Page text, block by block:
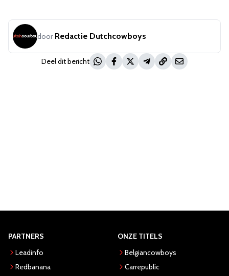
door Redactie Dutchcowboys
Deel dit bericht
PARTNERS
Leadinfo
Redbanana
ONZE TITELS
Belgiancowboys
Carrepublic